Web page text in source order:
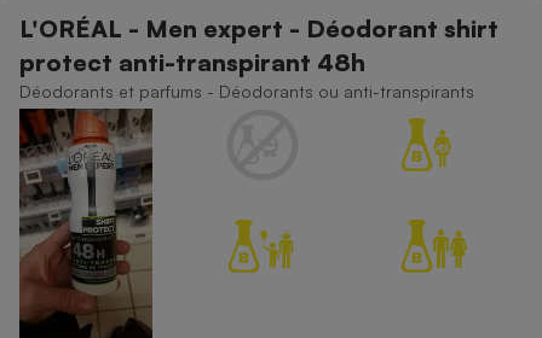
L'ORÉAL - Men expert - Déodorant shirt
protect anti-transpirant 48h
Déodorants et parfums - Déodorants ou anti-transpirants